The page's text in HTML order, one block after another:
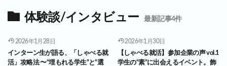
体験談/インタビュー 最新記事4件
2026年1月28日
インターン生が語る、「しゃべる就
活」攻略法 〜“埋もれる学生”と“選
2026年1月30日
【しゃべる就活】参加企業の声 vol.1
学生の“素”に出会えるイベント。飾